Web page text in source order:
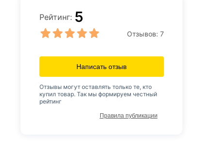
Рейтинг: 5
Отзывов: 7
Написать отзыв
Отзывы могут оставлять только те, кто
купил товар. Так мы формируем честный
рейтинг
Правила публикации